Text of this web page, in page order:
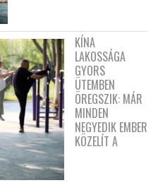
KÍNA
LAKOSSÁGA
GYORS
ÜTEMBEN
ÖREGSZIK: MÁR
MINDEN
NEGYEDIK EMBER
KÖZELÍT A